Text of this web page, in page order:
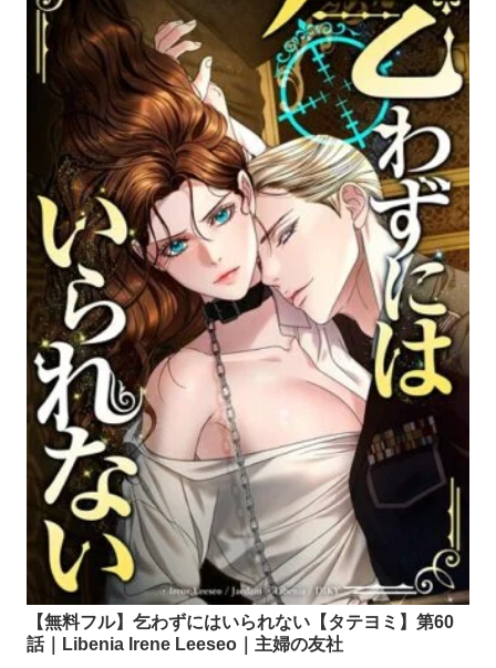
【無料フル】乞わずにはいられない【タテヨミ】第60
話｜Libenia Irene Leeseo｜主婦の友社